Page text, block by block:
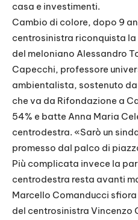
casa e investimenti.
Cambio di colore, dopo 9
centrosinistra riconquista
del meloniano Alessandro
Capecchi, professore
ambientalista, sostenuto da
che va da Rifondazione a
54% e batte Anna Maria
centrodestra. «Sarò un
promesso dal palco di
Più complicata invece la
centrodestra resta avanti
Marcello Comanducci
del centrosinistra Vincenzo